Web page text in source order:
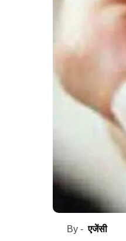
By -एजेंसी